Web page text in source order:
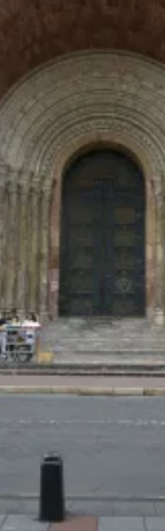
de volgende dag